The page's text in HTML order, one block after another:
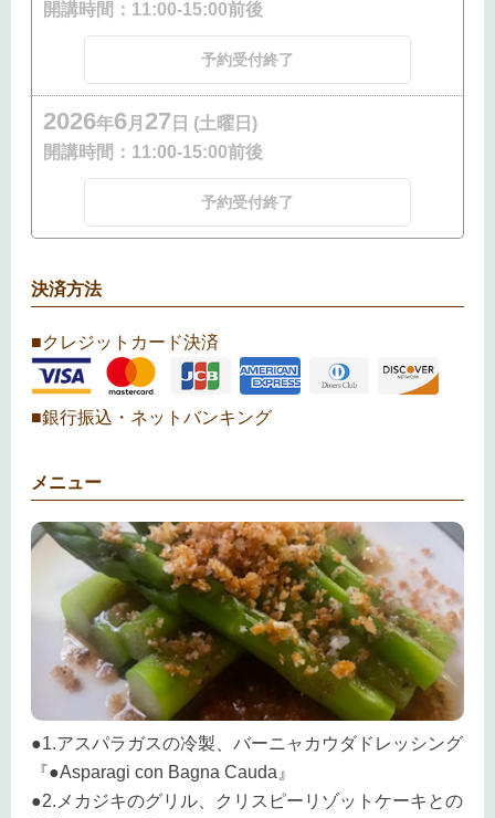
開講時間： 11:00-15:00前後
予約受付終了
2026年6月 27 日 (土曜日)
開講時間： 11:00-15:00前後
予約受付終了
決済方法
■クレジットカード決済
■銀行振込・ネットバンキング
メニュー
●1.アスパラガスの冷製、バーニャカウダドレッシング
『●Asparagi con Bagna Cauda』
●2.メカジキのグリル、クリスピーリゾットケーキとの